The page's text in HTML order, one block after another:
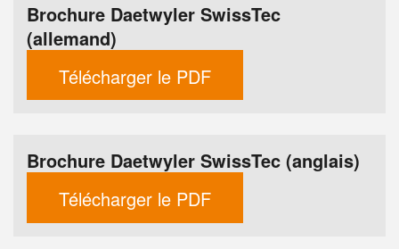
Brochure Daetwyler SwissTec
(allemand)
Télécharger le PDF
Brochure Daetwyler SwissTec (anglais)
Télécharger le PDF